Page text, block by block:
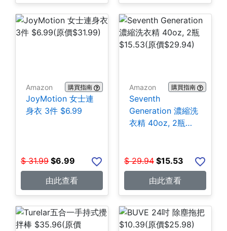
Amazon 購買指南
JoyMotion 女士連
身衣 3件 $6.99
$ 31.99 $6.99
由此查看
Amazon 購買指南
Seventh
Generation 濃縮洗
衣精 40oz, 2瓶
$ 29.94 $15.53
由此查看